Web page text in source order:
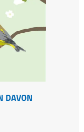
DAVON